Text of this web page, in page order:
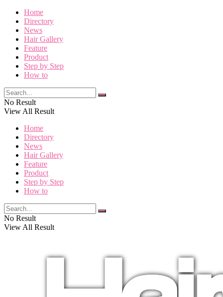
Home
Directory
News
Hair Gallery
Feature
Product
Step by Step
How to
No Result
View All Result
Home
Directory
News
Hair Gallery
Feature
Product
Step by Step
How to
No Result
View All Result